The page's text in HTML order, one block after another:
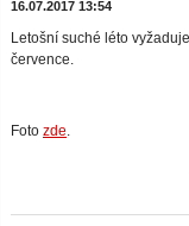
16.07.2017 13:54
Letošní suché léto
července.
Foto zde.